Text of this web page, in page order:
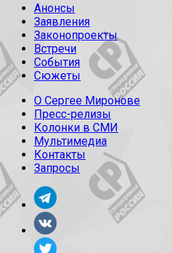
Анонсы
Заявления
Законопроекты
Встречи
События
Сюжеты
О Сергее Миронове
Пресс-релизы
Колонки в СМИ
Мультимедиа
Контакты
Запросы